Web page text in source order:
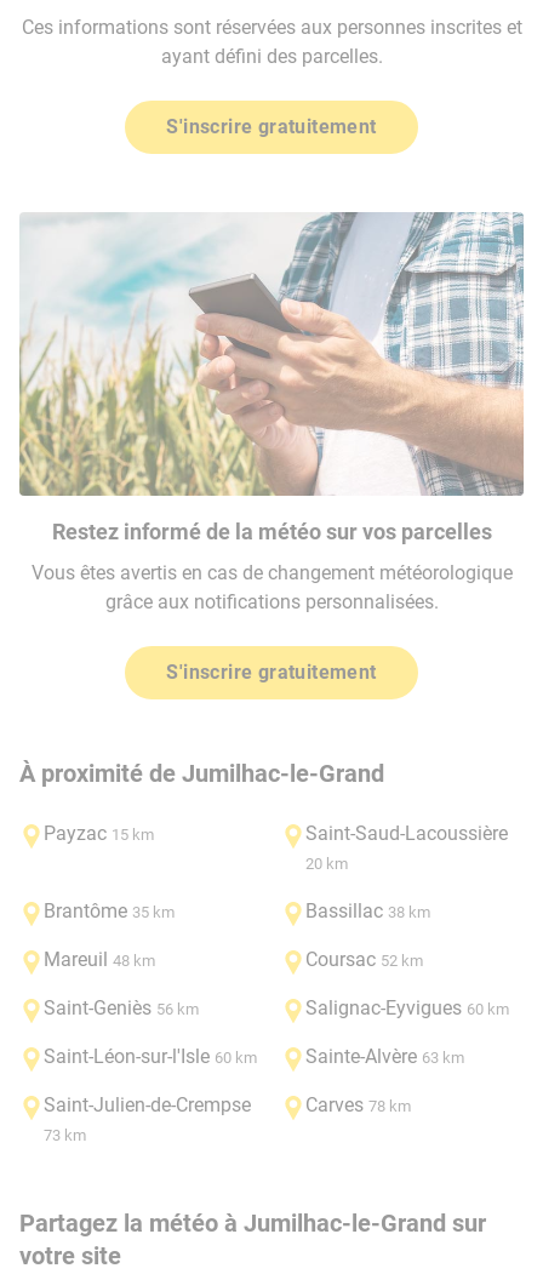
Ces informations sont réservées aux personnes inscrites et
ayant défini des parcelles.
S'inscrire gratuitement
Restez informé de la météo sur vos parcelles
Vous êtes avertis en cas de changement météorologique
grâce aux notifications personnalisées.
S'inscrire gratuitement
À proximité de Jumilhac-le-Grand
Payzac 15 km Saint-Saud-Lacoussière
20 km
Brantôme 35 km Bassillac 38 km
Mareuil 48 km Coursac 52 km
Saint-Geniès 56 km Salignac-Eyvigues 60 km
Saint-Léon-sur-l'Isle 60 km Sainte-Alvère 63 km
Saint-Julien-de-Crempse
73 km
Carves 78 km
Partagez la météo à Jumilhac-le-Grand sur
votre site